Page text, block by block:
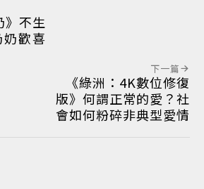
》不生
歡喜
下一篇
《綠洲：4K數位修復
版》何謂正常的愛？社
會如何粉碎非典型愛情